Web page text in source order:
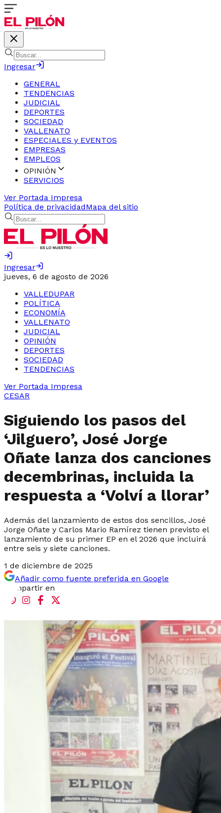
Ingresar
GENERAL
TENDENCIAS
JUDICIAL
DEPORTES
SOCIEDAD
VALLENATO
ESPECIALES y EVENTOS
EMPRESAS
EMPLEOS
OPINIÓN
SERVICIOS
Ver Portada Impresa
Política de privacidadMapa del sitio
Ingresar
jueves, 6 de agosto de 2026
VALLEDUPAR
POLÍTICA
ECONOMÍA
VALLENATO
JUDICIAL
OPINIÓN
DEPORTES
SOCIEDAD
TENDENCIAS
Ver Portada Impresa
CESAR
Siguiendo los pasos del
‘Jilguero’, José Jorge
Oñate lanza dos canciones
decembrinas, incluida la
respuesta a ‘Volví a llorar’
Además del lanzamiento de estos dos sencillos, José
Jorge Oñate y Carlos Mario Ramírez tienen previsto el
lanzamiento de su primer EP en el 2026 que incluirá
entre seis y siete canciones.
1 de diciembre de 2025
Añadir como fuente preferida en Google
Compartir en